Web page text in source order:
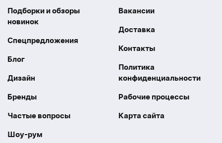
Подборки и обзоры
новинок
Спецпредложения
Блог
Дизайн
Бренды
Частые вопросы
Шоу-рум
Вакансии
Доставка
Контакты
Политика
конфиденциальности
Рабочие процессы
Карта сайта